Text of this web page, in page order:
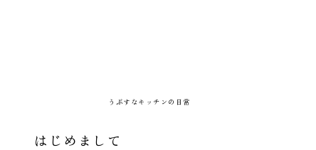
うぶすなキッチンの日常
はじめまして